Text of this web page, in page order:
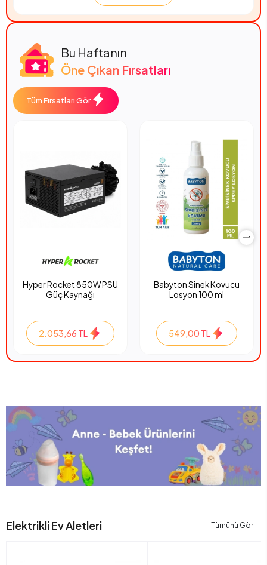
Bu Haftanın
Öne Çıkan Fırsatları
Tüm Fırsatları Gör
Hyper Rocket 850W PSU
Güç Kaynağı
2.053,66 TL
Babyton Sinek Kovucu
Losyon 100 ml
549,00 TL
Elektrikli Ev Aletleri Tümünü Gör